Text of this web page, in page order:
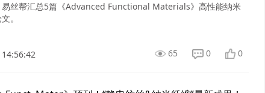
易丝帮汇总5篇《Advanced Functional Materials》高性能纳米
。
65 0 0